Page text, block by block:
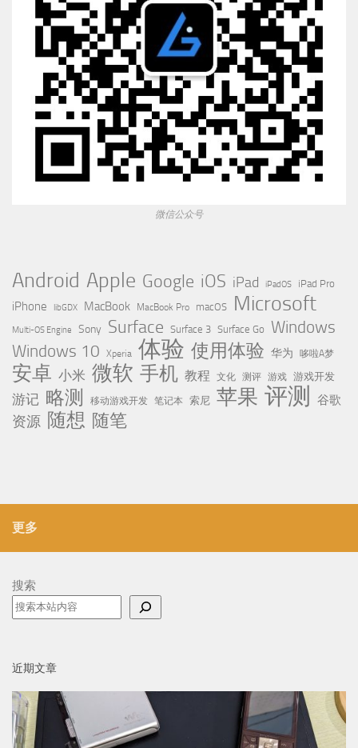
微信公众号
Android Apple Google iOS iPad iPadOS iPad Pro
iPhone libGDX MacBook MacBook Pro macOS Microsoft
Multi-OS Engine Sony Surface Surface 3 Surface Go Windows
Windows 10 Xperia 体验 使用体验 华为 哆啦A梦
安卓 小米 微软 手机 教程 文化 测评 游戏 游戏开发
游记 略测 移动游戏开发 笔记本 索尼 苹果 评测 谷歌
资源 随想 随笔
更多
搜索
近期文章